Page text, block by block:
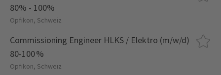
80% - 100%
Opfikon, Schweiz
Commissioning Engineer HLKS / Elektro (m/w/d)
80-100 %
Opfikon, Schweiz